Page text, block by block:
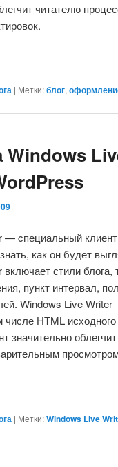
читателю
| Метки:блог,
Windows
— cпециальный
как он будет
стили
пункт интервал,
Windows Live Writer
числе HTML
значительно
| Метки:Windows Live